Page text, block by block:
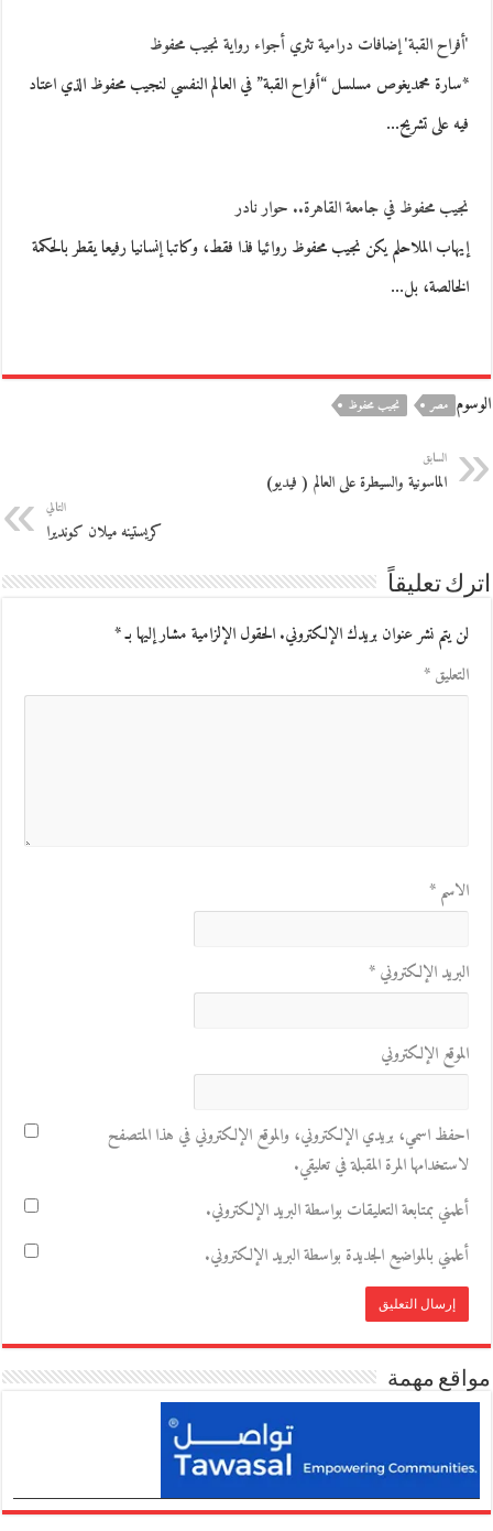
'أفراح القبة' إضافات درامية تثري أجواء رواية نجيب محفوظ
*سارة محمديغوص مسلسل “أفراح القبة” في العالم النفسي لنجيب محفوظ الذي اعتاد
فيه على تشريح…
نجيب محفوظ في جامعة القاهرة.. حوار نادر
إيهاب الملاحلم يكن نجيب محفوظ روائيا فذا فقط، وكاتبا إنسانيا رفيعا يقطر بالحكمة
الخالصة، بل…
الوسوم مصر نجيب محفوظ
السابق
الماسونية والسيطرة على العالم ( فيديو)
التالي
كريستينه ميلان كونديرا
اترك تعليقاً
لن يتم نشر عنوان بريدك الإلكتروني.الحقول الإلزامية مشار إليها بـ*
التعليق*
الاسم*
البريد الإلكتروني*
الموقع الإلكتروني
احفظ اسمي، بريدي الإلكتروني، والموقع الإلكتروني في هذا المتصفح
لاستخدامها المرة المقبلة في تعليقي.
أعلمني بمتابعة التعليقات بواسطة البريد الإلكتروني.
أعلمني بالمواضيع الجديدة بواسطة البريد الإلكتروني.
مواقع مهمة